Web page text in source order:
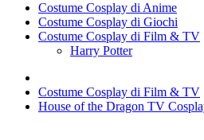
Costume Cosplay di Anime
Costume Cosplay di Giochi
Costume Cosplay di Film & TV
Harry Potter
Costume Cosplay di Film & TV
House of the Dragon TV